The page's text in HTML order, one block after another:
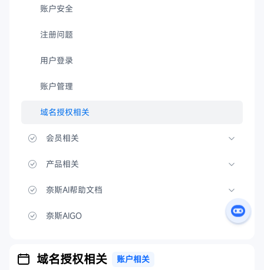
账户安全
注册问题
用户登录
账户管理
域名授权相关
会员相关
产品相关
奈斯AI帮助文档
奈斯AIGO
域名授权相关 账户相关